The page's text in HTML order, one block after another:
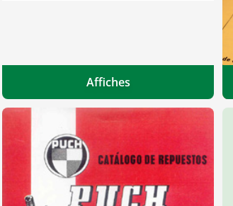
Affiches